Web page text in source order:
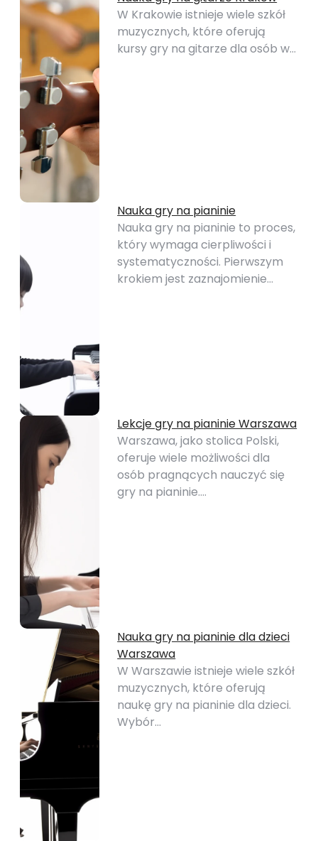
W Krakowie istnieje wiele szkół
muzycznych, które oferują
kursy gry na gitarze dla osób w…
Nauka gry na pianinie
Nauka gry na pianinie to proces,
który wymaga cierpliwości i
systematyczności. Pierwszym
krokiem jest zaznajomienie…
Lekcje gry na pianinie Warszawa
Warszawa, jako stolica Polski,
oferuje wiele możliwości dla
osób pragnących nauczyć się
gry na pianinie.…
Nauka gry na pianinie dla dzieci
Warszawa
W Warszawie istnieje wiele szkół
muzycznych, które oferują
naukę gry na pianinie dla dzieci.
Wybór…